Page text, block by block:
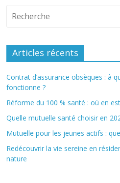
Articles récents
Contrat d’assurance obsèques : à
fonctionne ?
Réforme du 100 % santé : où en
Quelle mutuelle santé choisir en
Mutuelle pour les jeunes actifs :
Redécouvrir la vie sereine en
nature